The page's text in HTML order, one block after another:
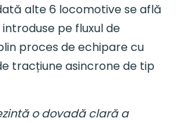
alte 6 locomotive se află
pe fluxul de
proces de echipare cu
tracțiune asincrone de tip
o dovadă clară a